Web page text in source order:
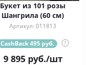
Букет из 101 розы
Шангрила (60 см)
Артикул: 011813
CashBack 495 руб. ?
9 895руб./шт